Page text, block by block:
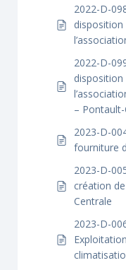
2022-D-
2022-D-
–
2023-D-
fourniture
2023-D-
création
Centrale
2023-D-